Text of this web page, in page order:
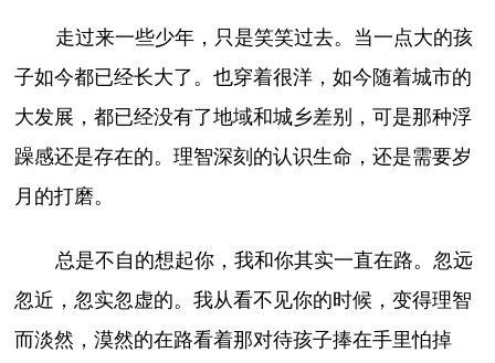
走过来一些少年，只是笑笑过去。当一点大的孩
子如今都已经长大了。也穿着很洋，如今随着城市的
大发展，都已经没有了地域和城乡差别，可是那种浮
躁感还是存在的。理智深刻的认识生命，还是需要岁
月的打磨。
总是不自的想起你，我和你其实一直在路。忽远
忽近，忽实忽虚的。我从看不见你的时候，变得理智
而淡然，漠然的在路看着那对待孩子捧在手里怕掉